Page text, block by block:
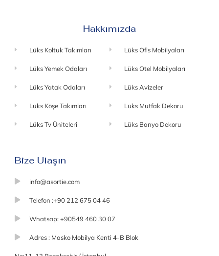
Hakkımızda
Lüks Koltuk Takımları
Lüks Yemek Odaları
Lüks Yatak Odaları
Lüks Köşe Takımları
Lüks Tv Üniteleri
Lüks Ofis Mobilyaları
Lüks Otel Mobilyaları
Lüks Avizeler
Lüks Mutfak Dekoru
Lüks Banyo Dekoru
Bize Ulaşın
info@asortie.com
Telefon :+90 212 675 04 46
Whatsap: +90549 460 30 07
Adres : Masko Mobilya Kenti 4-B Blok